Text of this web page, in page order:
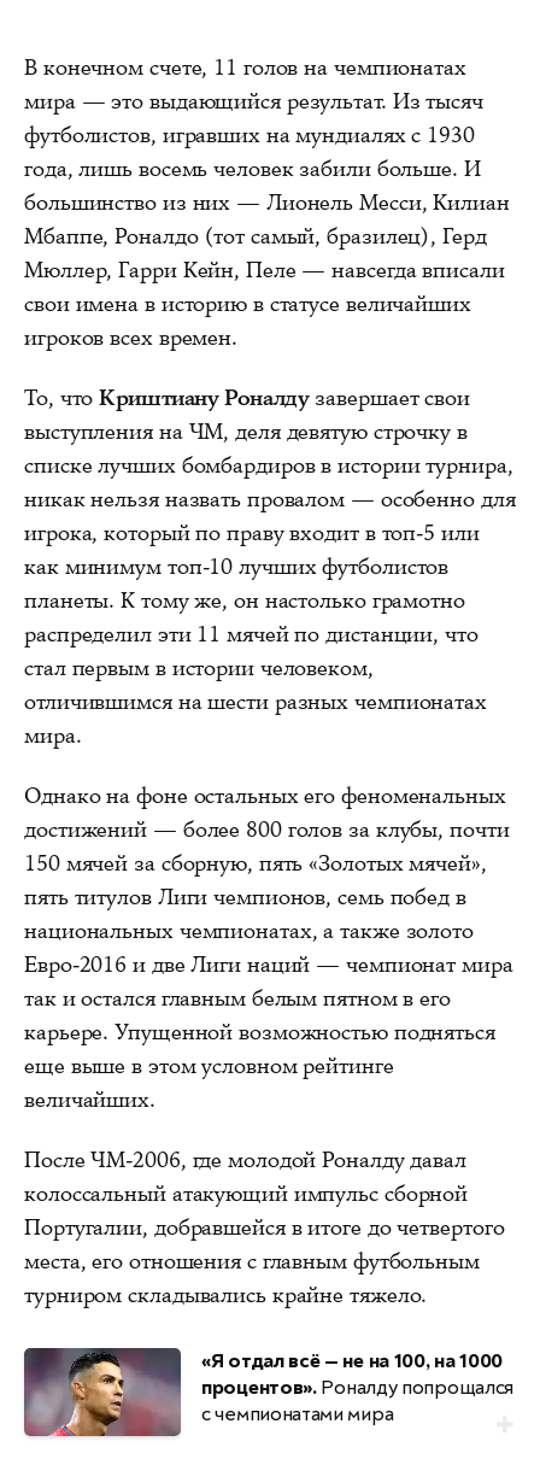
В конечном счете, 11 голов на чемпионатах
мира — это выдающийся результат. Из тысяч
футболистов, игравших на мундиалях с 1930
года, лишь восемь человек забили больше. И
большинство из них — Лионель Месси, Килиан
Мбаппе, Роналдо (тот самый, бразилец), Герд
Мюллер, Гарри Кейн, Пеле — навсегда вписали
свои имена в историю в статусе величайших
игроков всех времен.
То, чтоКриштиану Роналдузавершает свои
выступления на ЧМ, деля девятую строчку в
списке лучших бомбардиров в истории турнира,
никак нельзя назвать провалом — особенно для
игрока, который по праву входит в топ-5 или
как минимум топ-10 лучших футболистов
планеты. К тому же, он настолько грамотно
распределил эти 11 мячей по дистанции, что
стал первым в истории человеком,
отличившимся на шести разных чемпионатах
мира.
Однако на фоне остальных его феноменальных
достижений — более 800 голов за клубы, почти
150 мячей за сборную, пять «Золотых мячей»,
пять титулов Лиги чемпионов, семь побед в
национальных чемпионатах, а также золото
Евро-2016 и две Лиги наций — чемпионат мира
так и остался главным белым пятном в его
карьере. Упущенной возможностью подняться
еще выше в этом условном рейтинге
величайших.
После ЧМ-2006, где молодой Роналду давал
колоссальный атакующий импульс сборной
Португалии, добравшейся в итоге до четвертого
места, его отношения с главным футбольным
турниром складывались крайне тяжело.
«Я отдал всё — не на 100, на 1000
процентов».Роналду попрощался
с чемпионатами мира